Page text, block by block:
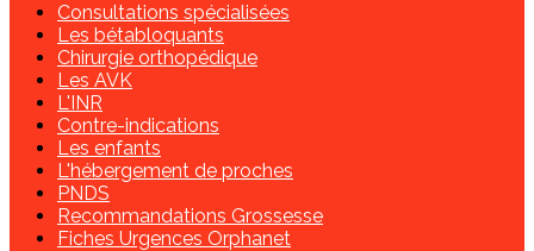
Consultations spécialisées
Les bétabloquants
Chirurgie orthopédique
Les AVK
L'INR
Contre-indications
Les enfants
L'hébergement de proches
PNDS
Recommandations Grossesse
Fiches Urgences Orphanet